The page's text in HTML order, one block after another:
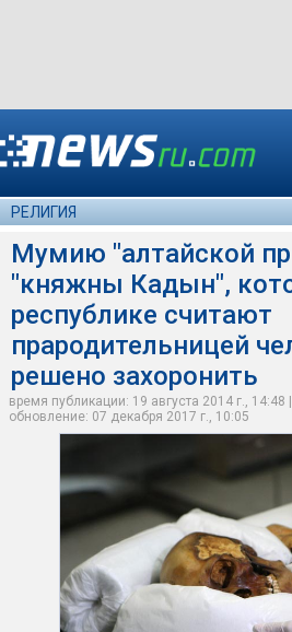
РЕЛИГИЯ
Мумию "алтайской
"княжны Кадын",
республике считают
прародительницей
решено захоронить
время публикации: 19 августа 2014 г.,
обновление: 07 декабря 2017 г., 10:05